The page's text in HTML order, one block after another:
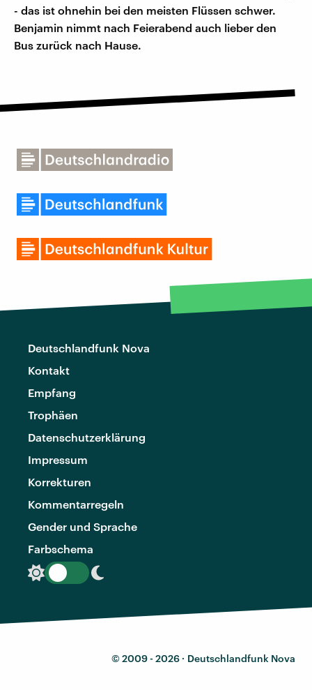
- das ist ohnehin bei den meisten Flüssen schwer.
Benjamin nimmt nach Feierabend auch lieber den
Bus zurück nach Hause.
Deutschlandfunk Nova
Kontakt
Empfang
Trophäen
Datenschutzerklärung
Impressum
Korrekturen
Kommentarregeln
Gender und Sprache
Farbschema
© 2009 - 2026 · Deutschlandfunk Nova